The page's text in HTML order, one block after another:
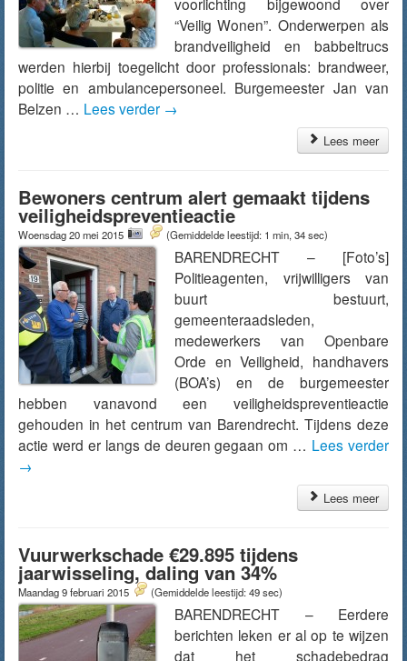
“Veilig Wonen”. Onderwerpen als
brandveiligheid en babbeltrucs
werden hierbij toegelicht door professionals: brandweer,
politie en ambulancepersoneel. Burgemeester Jan van
Belzen … Lees verder →
Lees meer
Bewoners centrum alert gemaakt tijdens
veiligheidspreventieactie
Woensdag 20 mei 2015 (Gemiddelde leestijd: 1 min, 34 sec)
BARENDRECHT – [Foto’s]
Politieagenten, vrijwilligers van
buurt bestuurt,
gemeenteraadsleden,
medewerkers van Openbare
Orde en Veiligheid, handhavers
(BOA’s) en de burgemeester
hebben vanavond een veiligheidspreventieactie
gehouden in het centrum van Barendrecht. Tijdens deze
actie werd er langs de deuren gegaan om … Lees verder
→
Lees meer
Vuurwerkschade €29.895 tijdens
jaarwisseling, daling van 34%
Maandag 9 februari 2015 (Gemiddelde leestijd: 49 sec)
BARENDRECHT – Eerdere
berichten leken er al op te wijzen
dat het schadebedrag